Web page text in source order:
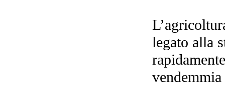
legato alla